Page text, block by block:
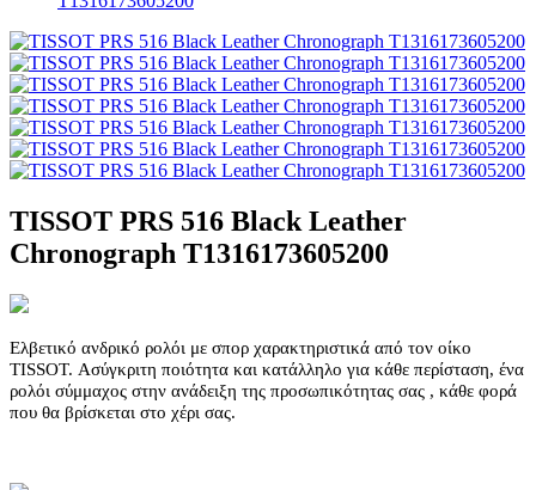
TISSOT PRS 516 Black Leather
Chronograph T1316173605200
Ελβετικό ανδρικό ρολόι με σπορ χαρακτηριστικά από τον οίκο
TISSOT. Ασύγκριτη ποιότητα και κατάλληλο για κάθε περίσταση, ένα
ρολόι σύμμαχος στην ανάδειξη της προσωπικότητας σας , κάθε φορά
που θα βρίσκεται στο χέρι σας.